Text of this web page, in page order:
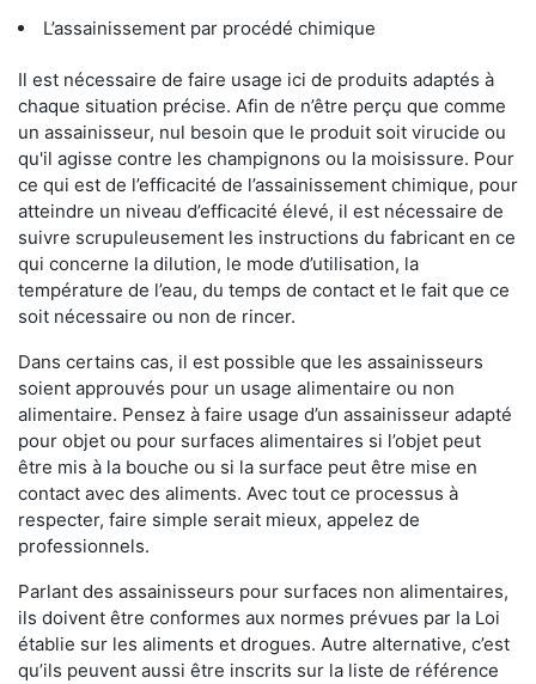
L’assainissement par procédé chimique
Il est nécessaire de faire usage ici de produits adaptés à
chaque situation précise. Afin de n’être perçu que comme
un assainisseur, nul besoin que le produit soit virucide ou
qu'il agisse contre les champignons ou la moisissure. Pour
ce qui est de l’efficacité de l’assainissement chimique, pour
atteindre un niveau d’efficacité élevé, il est nécessaire de
suivre scrupuleusement les instructions du fabricant en ce
qui concerne la dilution, le mode d’utilisation, la
température de l’eau, du temps de contact et le fait que ce
soit nécessaire ou non de rincer.
Dans certains cas, il est possible que les assainisseurs
soient approuvés pour un usage alimentaire ou non
alimentaire. Pensez à faire usage d’un assainisseur adapté
pour objet ou pour surfaces alimentaires si l’objet peut
être mis à la bouche ou si la surface peut être mise en
contact avec des aliments. Avec tout ce processus à
respecter, faire simple serait mieux, appelez de
professionnels.
Parlant des assainisseurs pour surfaces non alimentaires,
ils doivent être conformes aux normes prévues par la Loi
établie sur les aliments et drogues. Autre alternative, c’est
qu’ils peuvent aussi être inscrits sur la liste de référence